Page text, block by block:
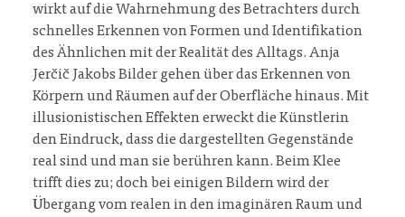
wirkt auf die Wahrnehmung des Betrachters durch
schnelles Erkennen von Formen und Identifikation
des Ähnlichen mit der Realität des Alltags. Anja
Jerčič Jakobs Bilder gehen über das Erkennen von
Körpern und Räumen auf der Oberfläche hinaus. Mit
illusionistischen Effekten erweckt die Künstlerin
den Eindruck, dass die dargestellten Gegenstände
real sind und man sie berühren kann. Beim Klee
trifft dies zu; doch bei einigen Bildern wird der
Übergang vom realen in den imaginären Raum und